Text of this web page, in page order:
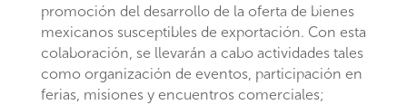
promoción del desarrollo de la oferta de bienes
mexicanos susceptibles de exportación. Con esta
colaboración, se llevarán a cabo actividades tales
como organización de eventos, participación en
ferias, misiones y encuentros comerciales;